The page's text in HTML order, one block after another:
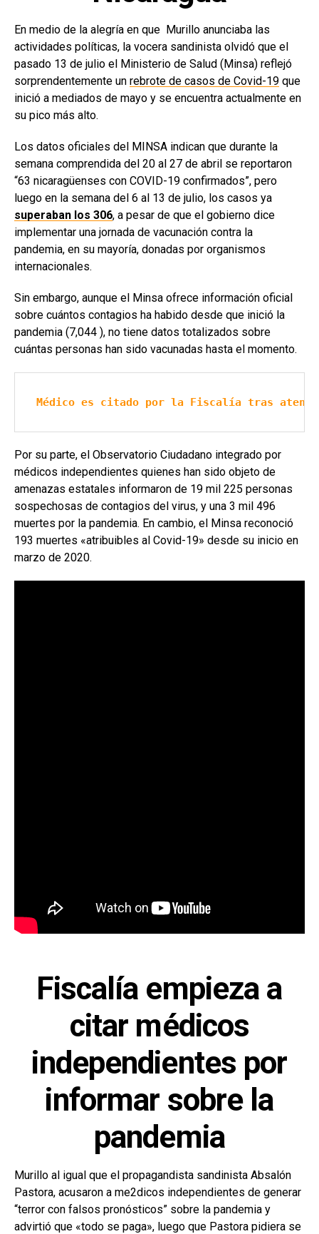
En medio de la alegría en que Murillo anunciaba las
actividades políticas, la vocera sandinista olvidó que el
pasado 13 de julio el Ministerio de Salud (Minsa) reflejó
sorprendentemente un rebrote de casos de Covid-19 que
inició a mediados de mayo y se encuentra actualmente en
su pico más alto.
Los datos oficiales del MINSA indican que durante la
semana comprendida del 20 al 27 de abril se reportaron
“63 nicaragüenses con COVID-19 confirmados”, pero
luego en la semana del 6 al 13 de julio, los casos ya
superaban los 306, a pesar de que el gobierno dice
implementar una jornada de vacunación contra la
pandemia, en su mayoría, donadas por organismos
internacionales.
Sin embargo, aunque el Minsa ofrece información oficial
sobre cuántos contagios ha habido desde que inició la
pandemia (7,044 ), no tiene datos totalizados sobre
cuántas personas han sido vacunadas hasta el momento.
Médico es citado por la Fiscalía tras
Por su parte, el Observatorio Ciudadano integrado por
médicos independientes quienes han sido objeto de
amenazas estatales informaron de 19 mil 225 personas
sospechosas de contagios del virus, y una 3 mil 496
muertes por la pandemia. En cambio, el Minsa reconoció
193 muertes «atribuibles al Covid-19» desde su inicio en
marzo de 2020.
Fiscalía empieza a
citar médicos
independientes por
informar sobre la
pandemia
Murillo al igual que el propagandista sandinista Absalón
Pastora, acusaron a me2dicos independientes de generar
“terror con falsos pronósticos” sobre la pandemia y
advirtió que «todo se paga», luego que Pastora pidiera se